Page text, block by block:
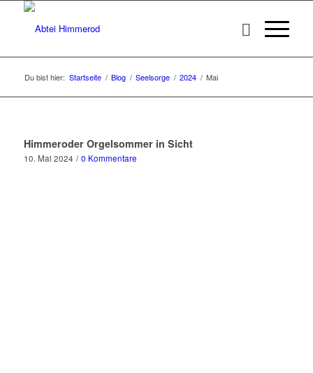
Du bist hier: Startseite / Blog / Seelsorge / 2024 / Mai
Himmeroder Orgelsommer in Sicht
10. Mai 2024 / 0 Kommentare